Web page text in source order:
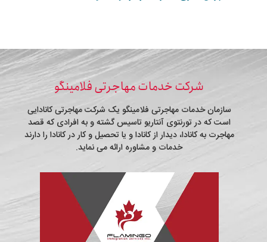
شرکت خدمات مهاجرتی فلامینگو
سازمان خدمات مهاجرتی فلامینگو یک شرکت مهاجرتی کانادایی
است که در تورنتوی آنتاریو تاسیس گشته و به افرادی که قصد
مهاجرت به کانادا، دیدار از کانادا و یا تحصیل و کار در کانادا را دارند
خدمات و مشاوره ارائه می نماید.